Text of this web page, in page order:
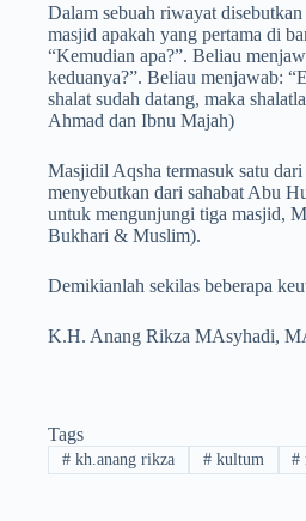
Dalam sebuah riwayat
masjid apakah yang pertama di
“Kemudian apa?”. Beliau
keduanya?”. Beliau menjawab:
shalat sudah datang, maka
Ahmad dan Ibnu Majah)
Masjidil Aqsha termasuk satu
menyebutkan dari sahabat Abu
untuk mengunjungi tiga masjid,
Bukhari & Muslim).
Demikianlah sekilas beberapa
K.H. Anang Rikza MAsyhadi,
Tags
#kh.anang rikza #kultum #